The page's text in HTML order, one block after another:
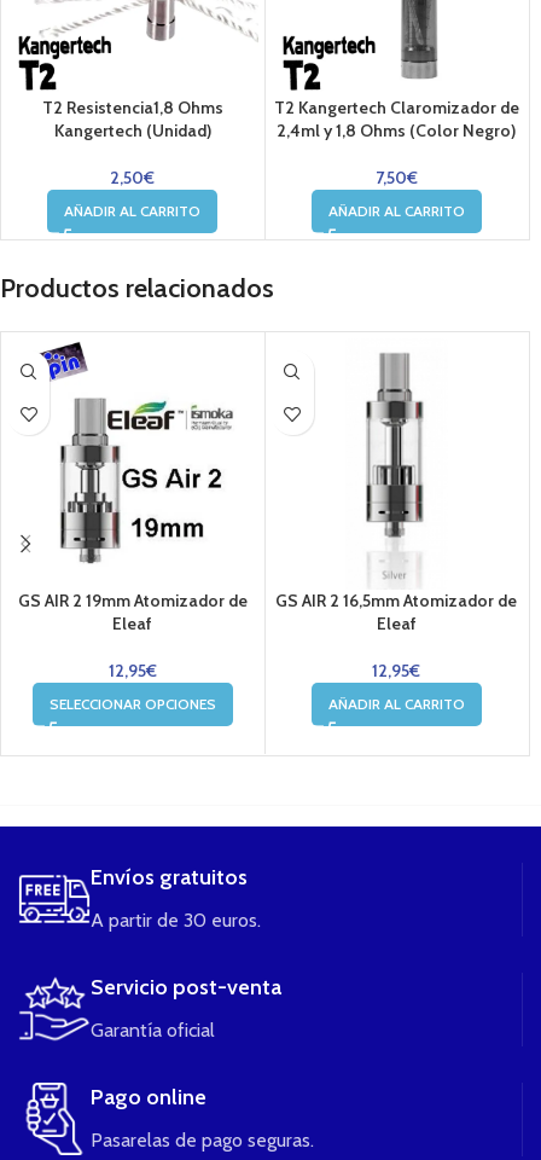
T2 Resistencia1,8 Ohms
Kangertech (Unidad)
2,50€
AÑADIR AL CARRITO
T2 Kangertech Claromizador de
2,4ml y 1,8 Ohms (Color Negro)
7,50€
AÑADIR AL CARRITO
Productos relacionados
GS AIR 2 19mm Atomizador de
Eleaf
12,95€
SELECCIONAR OPCIONES
GS AIR 2 16,5mm Atomizador de
Eleaf
12,95€
AÑADIR AL CARRITO
Envíos gratuitos
A partir de 30 euros.
Servicio post-venta
Garantía oficial
Pago online
Pasarelas de pago seguras.